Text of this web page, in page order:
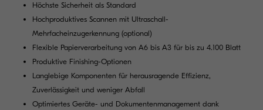
Höchste Sicherheit als Standard
Hochproduktives Scannen mit Ultraschall-
Mehrfacheinzugerkennung (optional)
Flexible Papierverarbeitung von A6 bis A3 für bis zu 4.100 Blatt
Produktive Finishing-Optionen
Langlebige Komponenten für herausragende Effizienz,
Zuverlässigkeit und weniger Abfall
Optimiertes Geräte- und Dokumentenmanagement dank